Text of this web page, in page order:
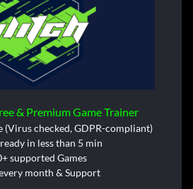
& Premium Game Trainer
(Virus checked, GDPR-compliant)
in less than 5 min
supported Games
month & Support